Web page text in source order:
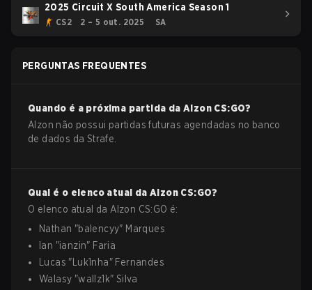
2025 Circuit X South America Season 1
CS2 2 – 5 out. 2025 SA
PERGUNTAS FREQUENTES
Quando é a próxima partida da Alzon CS:GO?
Alzon não possui partidas futuras agendadas no banco
de dados da Strafe.
Qual é o elenco atual da Alzon CS:GO?
O elenco atual da Alzon CS:GO é:
Nathan "balencyy" Marques
Ian "ianzin" Faria
Lucas " Luk1nha" Fernandes
Walasy "wallz1k" Silva